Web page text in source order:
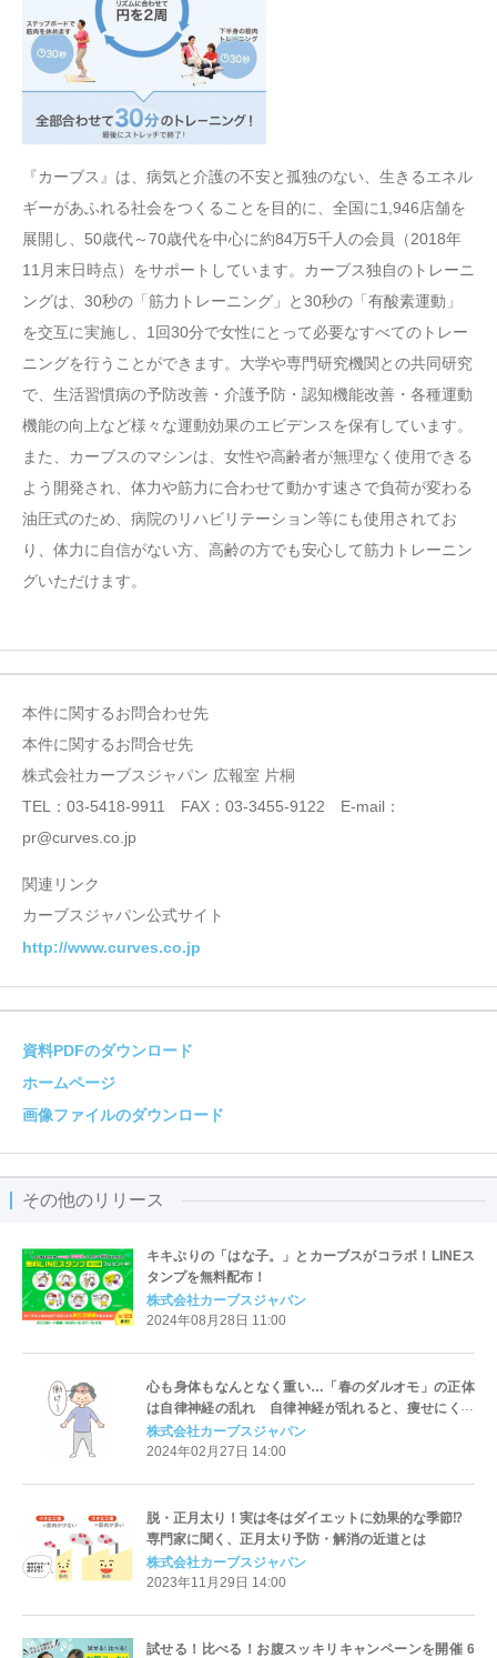
『カーブス』は、病気と介護の不安と孤独のない、生きるエネル
ギーがあふれる社会をつくることを目的に、全国に1,946店舗を
展開し、50歳代～70歳代を中心に約84万5千人の会員（2018年
11月末日時点）をサポートしています。カーブス独自のトレーニ
ングは、30秒の「筋力トレーニング」と30秒の「有酸素運動」
を交互に実施し、1回30分で女性にとって必要なすべてのトレー
ニングを行うことができます。大学や専門研究機関との共同研究
で、生活習慣病の予防改善・介護予防・認知機能改善・各種運動
機能の向上など様々な運動効果のエビデンスを保有しています。
また、カーブスのマシンは、女性や高齢者が無理なく使用できる
よう開発され、体力や筋力に合わせて動かす速さで負荷が変わる
油圧式のため、病院のリハビリテーション等にも使用されてお
り、体力に自信がない方、高齢の方でも安心して筋力トレーニン
グいただけます。
本件に関するお問合わせ先
本件に関するお問合せ先
株式会社カーブスジャパン 広報室 片桐
TEL：03-5418-9911 FAX：03-3455-9122 E-mail：
pr@curves.co.jp
関連リンク
カーブスジャパン公式サイト
http://www.curves.co.jp
資料PDFのダウンロード
ホームページ
画像ファイルのダウンロード
その他のリリース
キキぷりの「はな子。」とカーブスがコラボ！LINEス
タンプを無料配布！
株式会社カーブスジャパン
2024年08月28日 11:00
心も身体もなんとなく重い…「春のダルオモ」の正体
は自律神経の乱れ 自律神経が乱れると、痩せにくく
太りやすい体質に
株式会社カーブスジャパン
2024年02月27日 14:00
脱・正月太り！実は冬はダイエットに効果的な季節⁉
専門家に聞く、正月太り予防・解消の近道とは
株式会社カーブスジャパン
2023年11月29日 14:00
試せる！比べる！お腹スッキリキャンペーンを開催 6